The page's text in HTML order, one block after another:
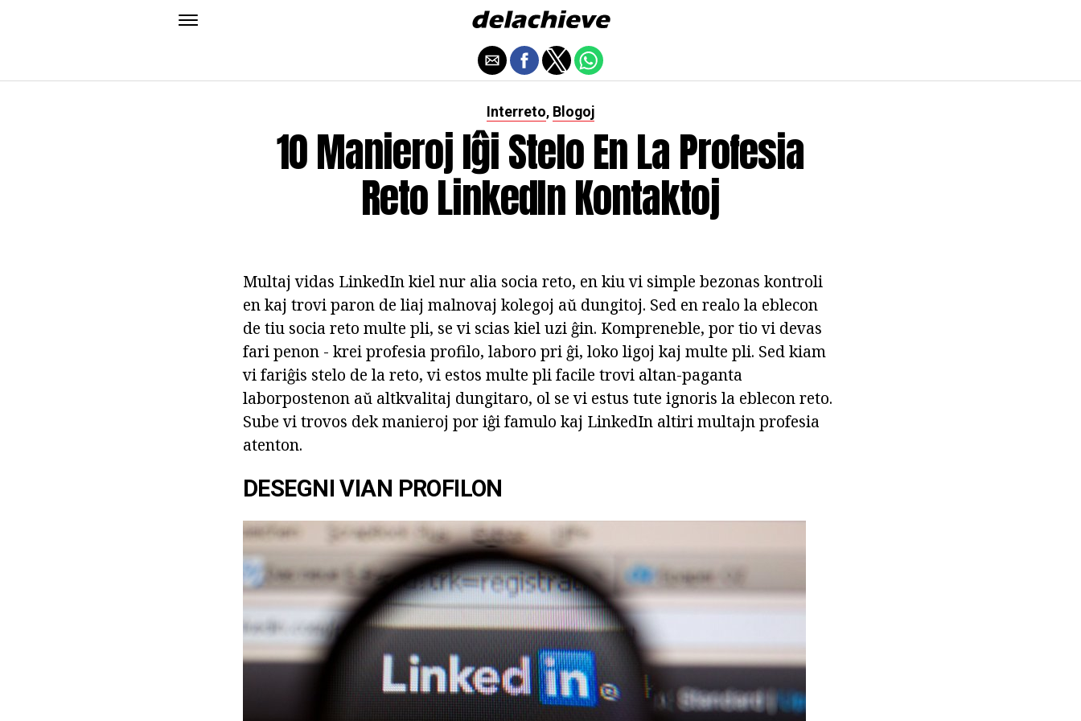
Interreto, Blogoj
10 Manieroj Iĝi Stelo En La Profesia
Reto LinkedIn Kontaktoj
Multaj vidas LinkedIn kiel nur alia socia reto, en kiu vi simple bezonas kontroli
en kaj trovi paron de liaj malnovaj kolegoj aŭ dungitoj. Sed en realo la eblecon
de tiu socia reto multe pli, se vi scias kiel uzi ĝin. Kompreneble, por tio vi devas
fari penon - krei profesia profilo, laboro pri ĝi, loko ligoj kaj multe pli. Sed kiam
vi fariĝis stelo de la reto, vi estos multe pli facile trovi altan-paganta
laborpostenon aŭ altkvalitaj dungitaro, ol se vi estus tute ignoris la eblecon reto.
Sube vi trovos dek manieroj por iĝi famulo kaj LinkedIn altiri multajn profesia
atenton.
DESEGNI VIAN PROFILON